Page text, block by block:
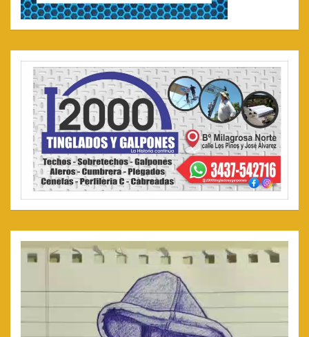
Reproductor
de